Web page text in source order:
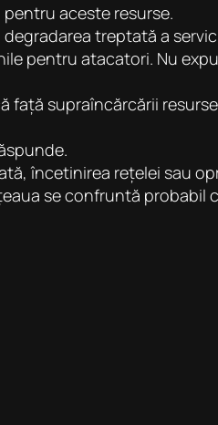
aceste resurse.
treptată a
pentru atacatori. Nu
față supraîncărcării
încetinirea rețelei sau
se confruntă probabil